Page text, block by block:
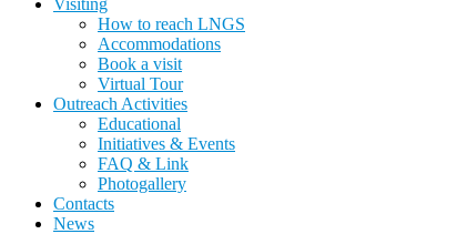
Visiting
How to reach LNGS
Accommodations
Book a visit
Virtual Tour
Outreach Activities
Educational
Initiatives & Events
FAQ & Link
Photogallery
Contacts
News